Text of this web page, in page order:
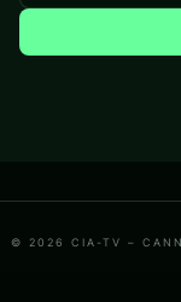
© 2026 CIA-TV –